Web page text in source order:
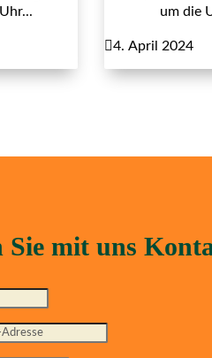
um die
4. April 2024
Sie mit uns